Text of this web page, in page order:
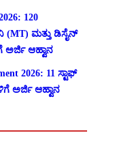
120
ಮತ್ತು ಡಿಸೈನ್
ಅರ್ಜಿ ಆಹ್ವಾನ
2026: 11 ಸ್ಟಾಫ್
ಅರ್ಜಿ ಆಹ್ವಾನ